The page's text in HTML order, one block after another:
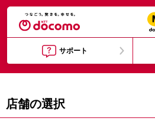
サポート
店舗の選択